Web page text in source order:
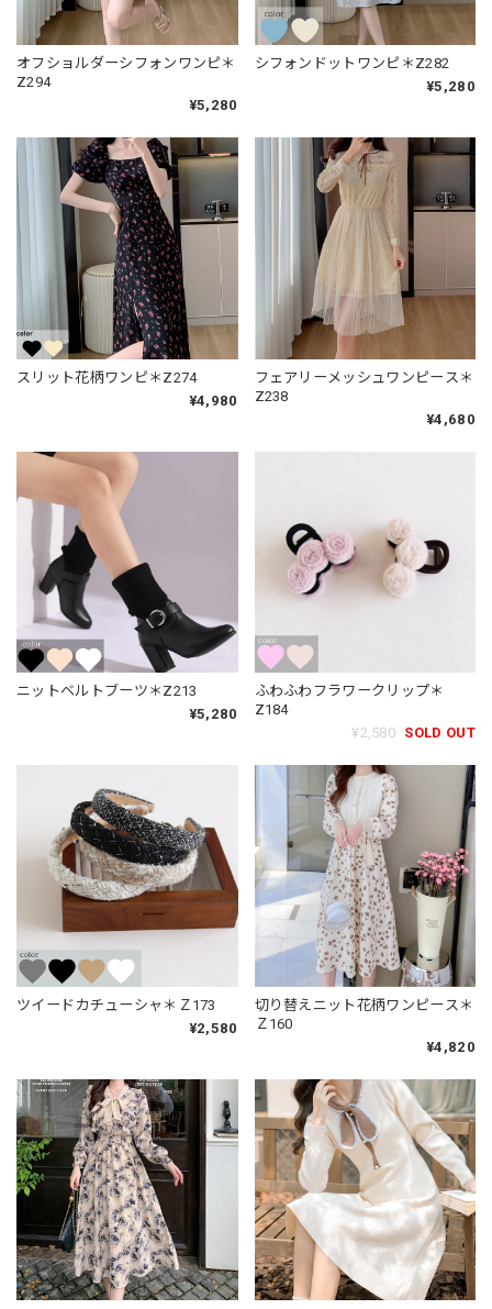
オフショルダーシフォンワンピ＊
Z294
¥5,280
シフォンドットワンピ＊Z282
¥5,280
スリット花柄ワンピ＊Z274
¥4,980
フェアリーメッシュワンピース＊
Z238
¥4,680
ニットベルトブーツ＊Z213
¥5,280
ふわふわフラワークリップ＊
Z184
¥2,580 SOLD OUT
ツイードカチューシャ＊Ｚ173
¥2,580
切り替えニット花柄ワンピース＊
Ｚ160
¥4,820